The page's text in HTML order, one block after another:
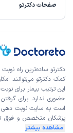
صفحات دکترتو
دکترتو ساده‌ترین راه
کمک دکترتو می‌توانند
این ترتیب بیمار برای
حضوری ندارد. برای
است به سایت نوبت دهی
پزشکان متخصص و
مشاهده بیشتر